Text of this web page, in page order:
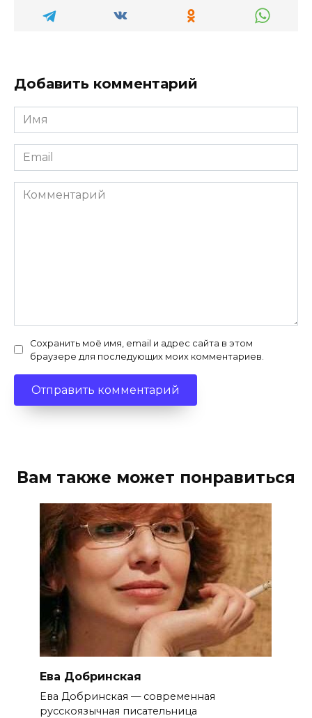
Добавить комментарий
Имя
*
Email
*
Комментарий
Сохранить моё имя, email и адрес сайта в этом
браузере для последующих моих комментариев.
Вам также может понравиться
Ева Добринская
Ева Добринская — современная
русскоязычная писательница